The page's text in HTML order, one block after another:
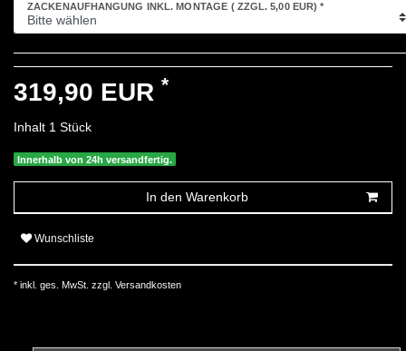
ZACKENAUFHÄNGUNG INKL. MONTAGE ( ZZGL. 5,00 EUR)*
319,90 EUR *
Inhalt 1 Stück
Innerhalb von 24h versandfertig.
In den Warenkorb
Wunschliste
* inkl. ges. MwSt. zzgl. Versandkosten